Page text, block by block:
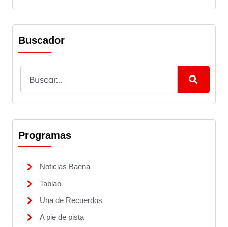
Buscador
Programas
Noticias Baena
Tablao
Una de Recuerdos
A pie de pista